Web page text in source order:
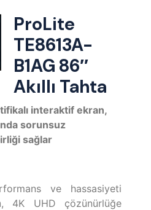
ProLite
TE8613A-
B1AG 86″
Akıllı Tahta
interaktif ekran,
sorunsuz
sağlar
ve hassasiyeti
4K UHD çözünürlüğe